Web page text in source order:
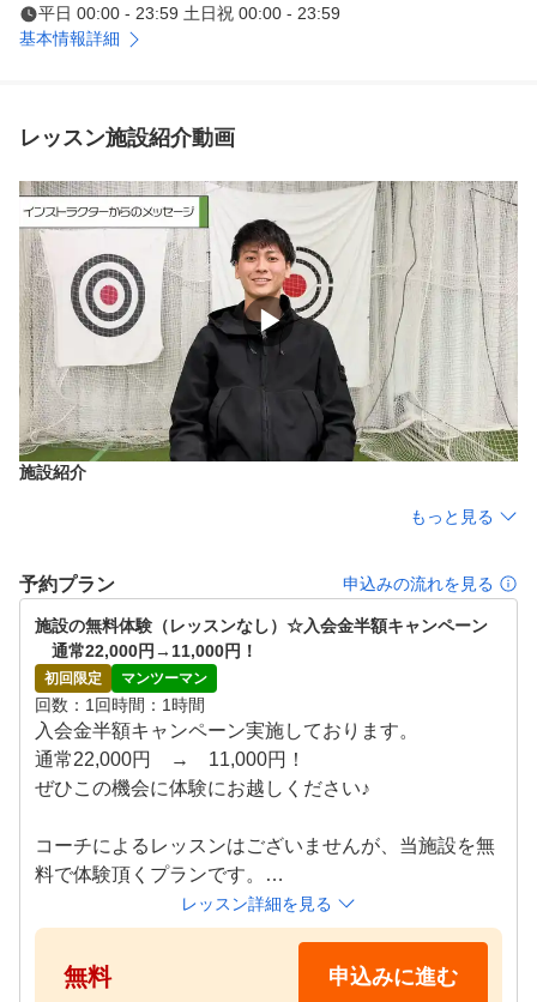
平日 00:00 - 23:59 土日祝 00:00 - 23:59
基本情報詳細
レッスン施設紹介動画
▶
施設紹介
もっと見る
予約プラン 申込みの流れを見る
施設の無料体験（レッスンなし）☆入会金半額キャンペーン
通常22,000円→11,000円！
初回限定 マンツーマン
回数 1回時間 1時間
入会金半額キャンペーン実施しております。
通常22,000円　→　11,000円！
ぜひこの機会に体験にお越しください♪
コーチによるレッスンはございませんが、当施設を無
料で体験頂くプランです。
・施設のご案内、レンタル品のご確認（5分）
・最新設備のシミュレーション打席をご体験（30分）
・当施設の使い放題プラン等のご紹介と、ご希望の場
合はご入会手続き（25分）
レッスン詳細を見る
無料 申込みに進む